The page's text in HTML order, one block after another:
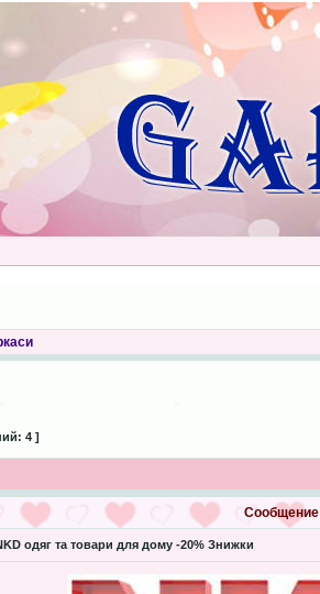
4 ]
Сообщение
одяг та товари для дому -20% Знижки